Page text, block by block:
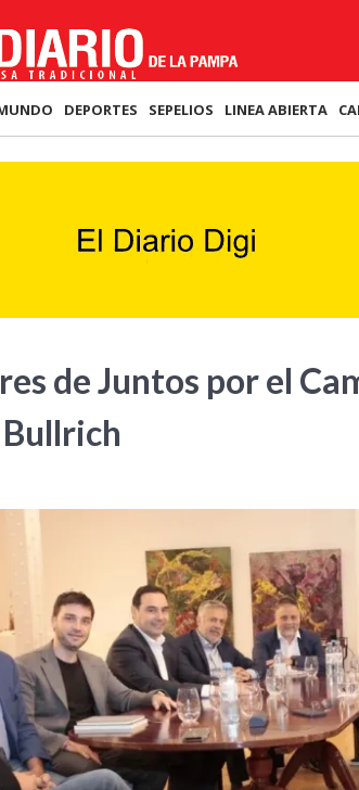
DEPORTES SEPELIOS LINEA ABIERTA
de Juntos por el